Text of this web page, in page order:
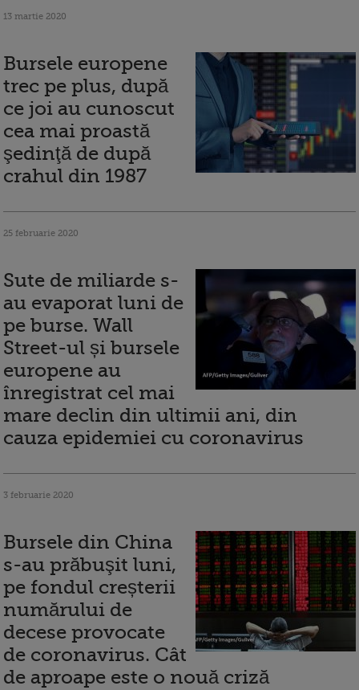
13 martie 2020
Bursele europene
trec pe plus, după
ce joi au cunoscut
cea mai proastă
şedinţă de după
crahul din 1987
25 februarie 2020
Sute de miliarde s-
au evaporat luni de
pe burse. Wall
Street-ul și bursele
europene au
înregistrat cel mai
mare declin din ultimii ani, din
cauza epidemiei cu coronavirus
3 februarie 2020
Bursele din China
s-au prăbuşit luni,
pe fondul creșterii
numărului de
decese provocate
de coronavirus. Cât
de aproape este o nouă criză